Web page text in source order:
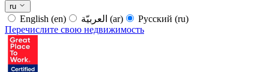
ru
English (en) (ar) Русский (ru)
Перечислите свою недвижимость